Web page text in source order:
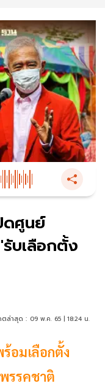
ดศูนย์
บเลือกตั้ง
ตล่าสุด : 09 พ.ค. 65 | 18:24 น.
อมเลือกตั้ง
รรคชาติ